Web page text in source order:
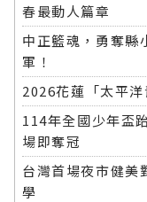
春最動人篇章
中正籃魂，勇奪縣
軍！
2026花蓮「太平
114年全國少年盃
場即奪冠
台灣首場夜市健美
學